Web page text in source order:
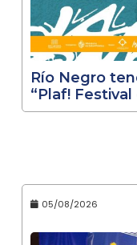
Río Negro
“Plaf!
05/08/2026